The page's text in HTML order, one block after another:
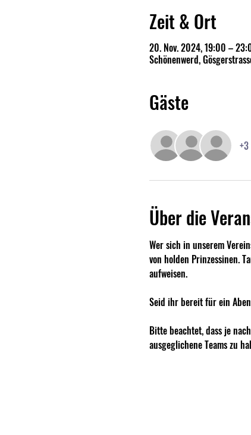
Zeit & Ort
20. Nov. 2024, 19:00 –
Schönenwerd,
Gäste
Über die
Wer sich in unserem
von holden Prinzessinen.
aufweisen.
Seid ihr bereit für ein
Bitte beachtet, dass je
ausgeglichene Teams zu